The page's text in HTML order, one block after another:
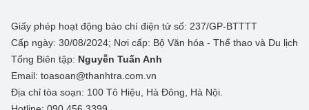
Giấy phép hoạt động báo chí điện tử số: 237/GP-BTTTT
Cấp ngày: 30/08/2024; Nơi cấp: Bộ Văn hóa - Thể thao và Du lịch
Tổng Biên tập: Nguyễn Tuấn Anh
Email: toasoan@thanhtra.com.vn
Địa chỉ tòa soạn: 100 Tô Hiệu, Hà Đông, Hà Nội.